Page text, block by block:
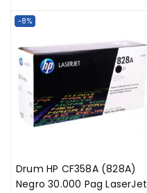
-8%
Drum HP CF358A (828A)
Negro 30.000 Pag LaserJet